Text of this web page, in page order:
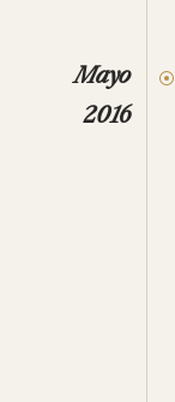
Mayo
2016